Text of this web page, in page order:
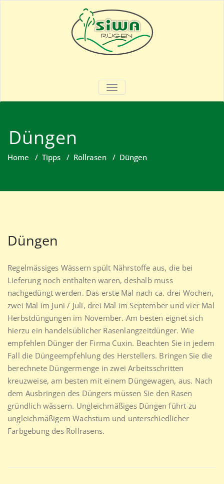
SIWA – Rügen
Garten- & Landschaftsbau
SCHALTE NAVIGATION
Düngen
Home / Tipps / Rollrasen / Düngen
Düngen
Regelmässiges Wässern spült Nährstoffe aus, die bei
Lieferung noch enthalten waren, deshalb muss
nachgedüngt werden. Das erste Mal nach ca. drei Wochen,
zwei Mal im Juni / Juli, drei Mal im September und vier Mal
Herbstdüngungen im November. Am besten eignet sich
hierzu ein handelsüblicher Rasenlangzeitdünger. Wie
empfehlen Dünger der Firma Cuxin. Beachten Sie in jedem
Fall die Düngeempfehlung des Herstellers. Bringen Sie die
berechnete Düngermenge in zwei Arbeitsschritten
kreuzweise, am besten mit einem Düngewagen, aus. Nach
dem Ausbringen des Düngers müssen Sie den Rasen
gründlich wässern. Ungleichmäßiges Düngen führt zu
ungleichmäßigem Wachstum und unterschiedlicher
Farbgebung des Rollrasens.